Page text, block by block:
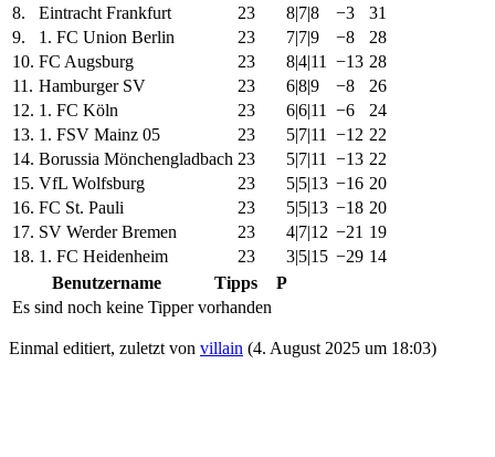
8.
Eintracht Frankfurt 23 8|7|8 −3
31
9.
1. FC Union Berlin 23 7|7|9 −8
28
10. FC Augsburg 23 8|4|11 −13 28
11. Hamburger SV 23 6|8|9 −8
26
12. 1. FC Köln 23 6|6|11 −6
24
13. 1. FSV Mainz 05 23 5|7|11 −12 22
14. Borussia Mönchengladbach 23 5|7|11 −13 22
15. VfL Wolfsburg 23 5|5|13 −16 20
16. FC St. Pauli 23 5|5|13 −18 20
17. SV Werder Bremen 23 4|7|12 −21 19
18. 1. FC Heidenheim 23 3|5|15 −29 14
Benutzername
Tipps
P
Es sind noch keine Tipper vorhanden
Einmal editiert, zuletzt von villain (4. August 2025 um 18:03)